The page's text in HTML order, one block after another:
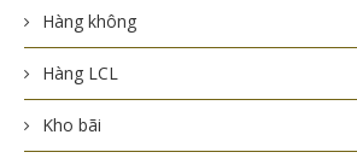
Hàng không
Hàng LCL
Kho bãi